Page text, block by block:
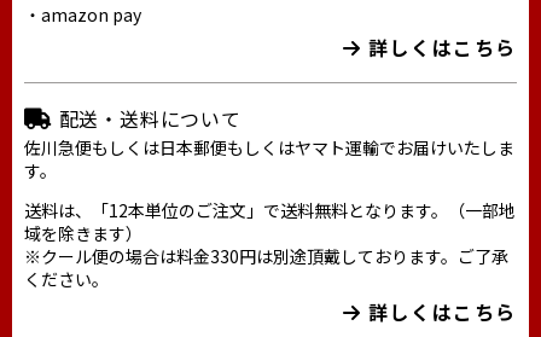
・amazon pay
詳しくはこちら
配送・送料について
佐川急便もしくは日本郵便もしくはヤマト運輸でお届けいたしま
す。
送料は、「12本単位のご注文」で送料無料となります。（一部地
域を除きます）
※クール便の場合は料金330円は別途頂戴しております。ご了承
ください。
詳しくはこちら